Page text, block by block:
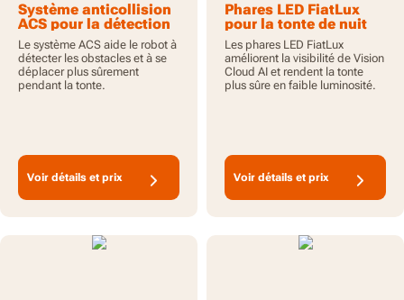
Système anticollision
ACS pour la détection
des obstacles
Le système ACS aide le robot à
détecter les obstacles et à se
déplacer plus sûrement
pendant la tonte.
Voir détails et prix
Phares LED FiatLux
pour la tonte de nuit
avec Vision Cloud AI
Les phares LED FiatLux
améliorent la visibilité de Vision
Cloud AI et rendent la tonte
plus sûre en faible luminosité.
Voir détails et prix